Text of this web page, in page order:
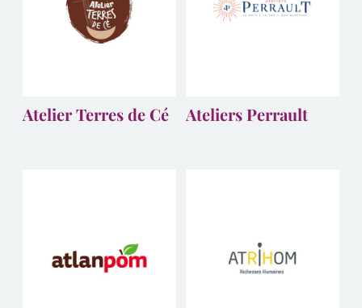
Atelier Terres de Cé Ateliers Perrault